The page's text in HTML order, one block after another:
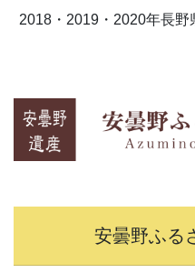
2018・2019・2020年長野
安曇野ふる